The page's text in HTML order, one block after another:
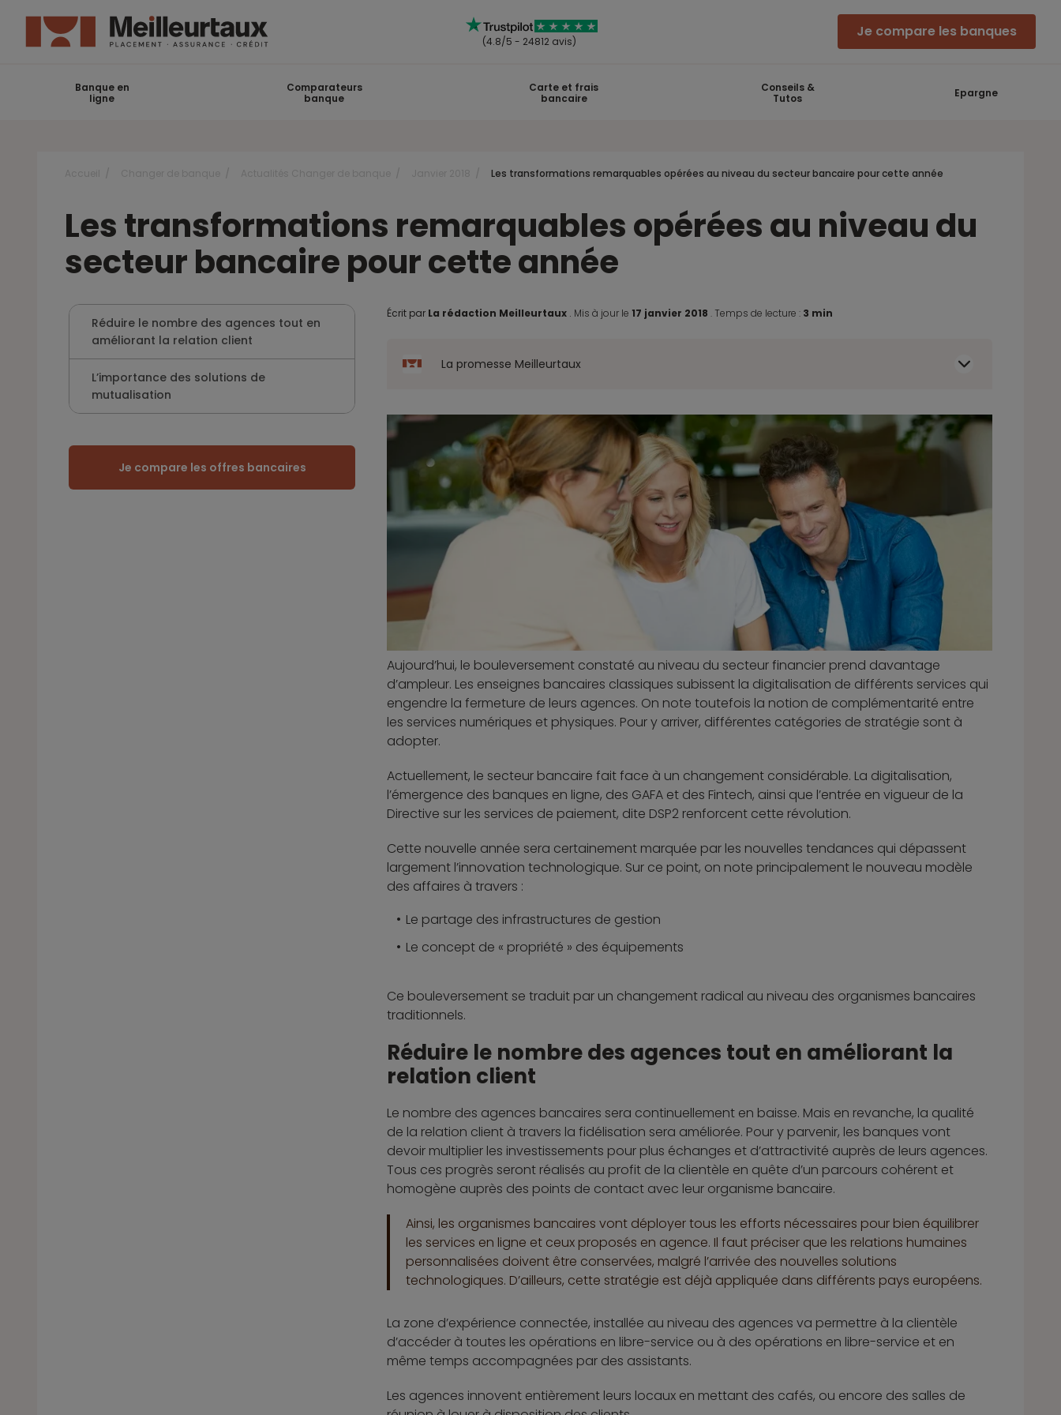
(4.8/5 - 24812 avis)
Je compare les banques
Banque en
ligne
Comparateurs
banque
Carte et frais
bancaire
Conseils &
Tutos
Epargne
Les transformations remarquables opérées au niveau du secteur bancaire pour cette année
Les transformations remarquables opérées au niveau du
secteur bancaire pour cette année
Réduire le nombre des agences tout en
améliorant la relation client
L’importance des solutions de
mutualisation
Je compare les offres bancaires
Écrit par La rédaction Meilleurtaux . Mis à jour le 17 janvier 2018. Temps de lecture : 3 min
La promesse Meilleurtaux
Aujourd’hui, le bouleversement constaté au niveau du secteur financier prend davantage
d’ampleur. Les enseignes bancaires classiques subissent la digitalisation de différents services qui
engendre la fermeture de leurs agences. On note toutefois la notion de complémentarité entre
les services numériques et physiques. Pour y arriver, différentes catégories de stratégie sont à
adopter.
Actuellement, le secteur bancaire fait face à un changement considérable. La digitalisation,
l’émergence des banques en ligne, des GAFA et des Fintech, ainsi que l’entrée en vigueur de la
Directive sur les services de paiement, dite DSP2 renforcent cette révolution.
Cette nouvelle année sera certainement marquée par les nouvelles tendances qui dépassent
largement l’innovation technologique. Sur ce point, on note principalement le nouveau modèle
des affaires à travers :
Le partage des infrastructures de gestion
Le concept de « propriété » des équipements
Ce bouleversement se traduit par un changement radical au niveau des organismes bancaires
traditionnels.
Réduire le nombre des agences tout en améliorant la
relation client
Le nombre des agences bancaires sera continuellement en baisse. Mais en revanche, la qualité
de la relation client à travers la fidélisation sera améliorée. Pour y parvenir, les banques vont
devoir multiplier les investissements pour plus échanges et d’attractivité auprès de leurs agences.
Tous ces progrès seront réalisés au profit de la clientèle en quête d’un parcours cohérent et
homogène auprès des points de contact avec leur organisme bancaire.
Ainsi, les organismes bancaires vont déployer tous les efforts nécessaires pour bien équilibrer
les services en ligne et ceux proposés en agence. Il faut préciser que les relations humaines
personnalisées doivent être conservées, malgré l’arrivée des nouvelles solutions
technologiques. D’ailleurs, cette stratégie est déjà appliquée dans différents pays européens.
La zone d’expérience connectée, installée au niveau des agences va permettre à la clientèle
d’accéder à toutes les opérations en libre-service ou à des opérations en libre-service et en
même temps accompagnées par des assistants.
Les agences innovent entièrement leurs locaux en mettant des cafés, ou encore des salles de